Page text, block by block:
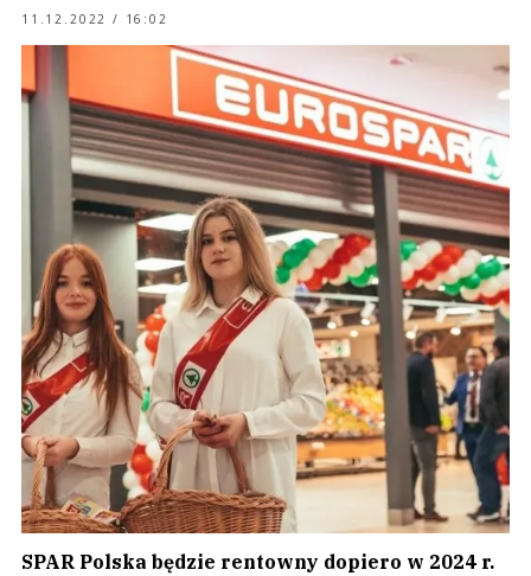
11.12.2022 / 16:02
SPAR Polska będzie rentowny dopiero w 2024 r.